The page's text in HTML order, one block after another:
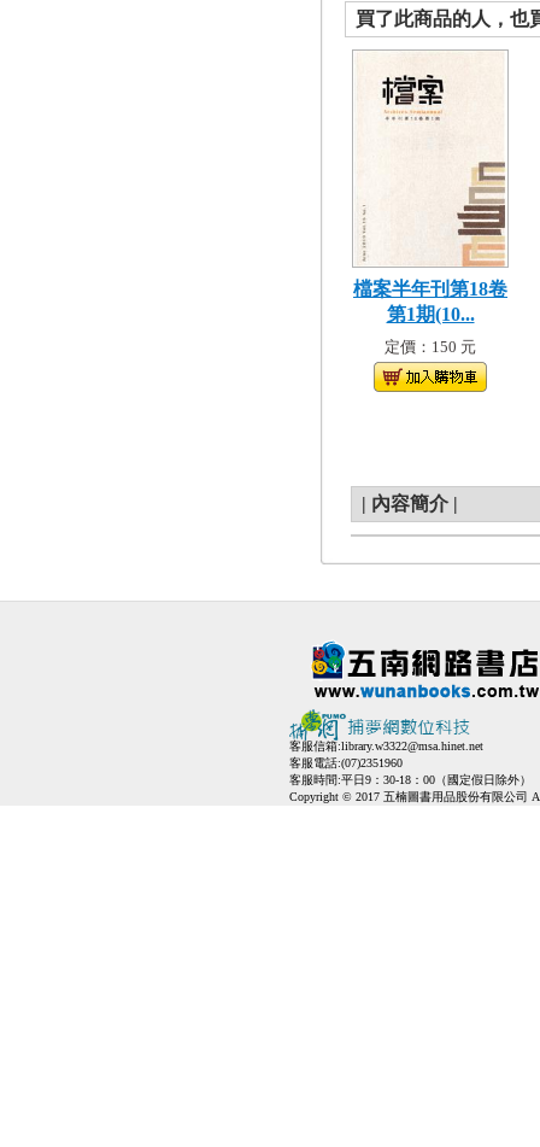
買了此商品的人，也
檔案半年刊第18卷
第1期(10...
定價：150 元
| 內容簡介 |
客服信箱:library.w3322@msa.hinet.net
客服電話:(07)2351960
客服時間:平日9：30-18：00（國定假日除外）
Copyright © 2017 五楠圖書用品股份有限公司